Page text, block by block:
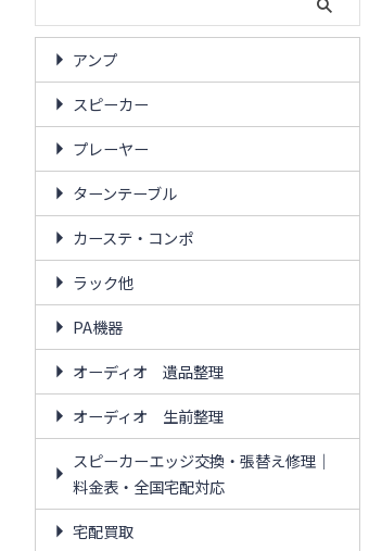
アンプ
スピーカー
プレーヤー
ターンテーブル
カーステ・コンポ
ラック他
PA機器
オーディオ 遺品整理
オーディオ 生前整理
スピーカーエッジ交換・張替え修理｜
料金表・全国宅配対応
宅配買取